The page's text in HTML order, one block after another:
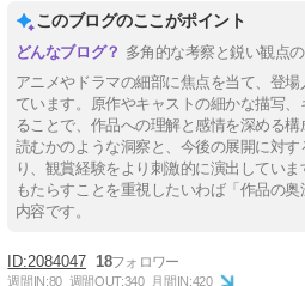
このブログのここがポイント
多角的な考察と鋭い観点
アニメやドラマの細部に焦点を当て、登
ています。原作やキャストの細かな描写
ることで、作品への理解と感情を深める
読むかのような洞察と、今後の展開に対
り、観賞経験をより刺激的に演出してい
もたらすことを重視したいわば「作品の
内容です。
2084047 18
週間IN:80 週間OUT:340 月間IN:420